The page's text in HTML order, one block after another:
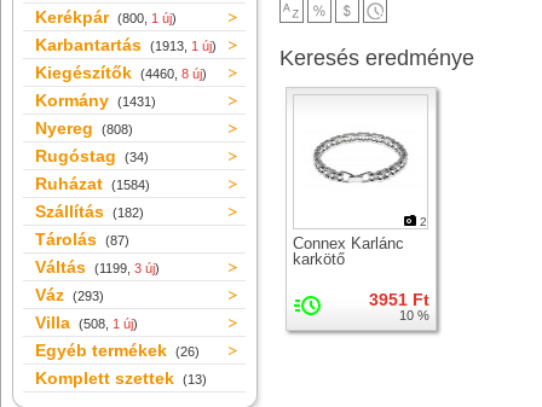
Kerékpár (800, 1 új)
Karbantartás (1913, 1 új)
Kiegészítők (4460, 8 új)
Kormány (1431)
Nyereg (808)
Rugóstag (34)
Ruházat (1584)
Szállítás (182)
Tárolás (87)
Váltás (1199, 3 új)
Váz (293)
Villa (508, 1 új)
Egyéb termékek (26)
Komplett szettek (13)
Keresés eredménye
2
Connex Karlánc
karkötő
3951 Ft
10 %